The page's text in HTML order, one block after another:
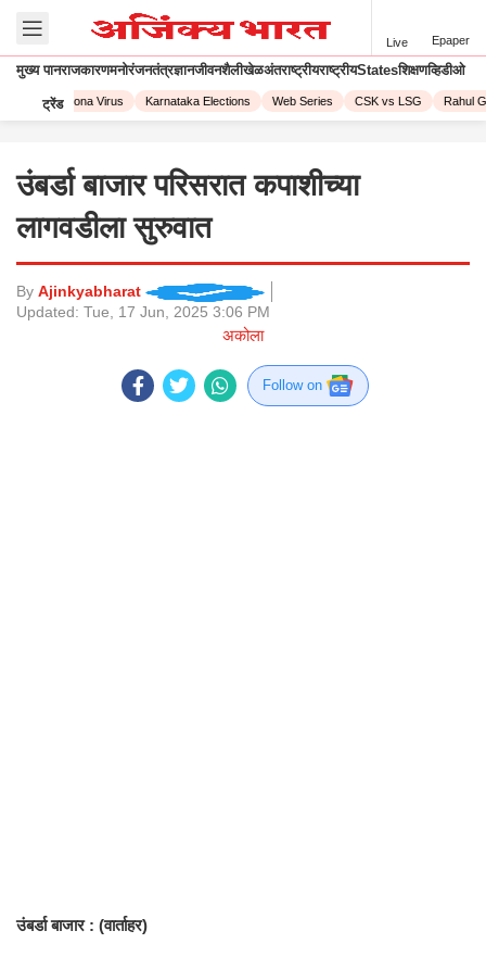
Live Epaper
मुख्य पानराजकारणमनोरंजनतंत्रज्ञानजीवनशैलीखेळअंतराष्ट्रीयराष्ट्रीयStatesशिक्षणव्हिडीओ
ट्रेंड
Corona Virus Karnataka Elections Web Series CSK vs LSG Rahul
उंबर्डा बाजार परिसरात कपाशीच्या
लागवडीला सुरुवात
By Ajinkyabharat
Updated: Tue, 17 Jun, 2025 3:06 PM
अकोला
Follow on
उंबर्डा बाजार : (वार्ताहर)